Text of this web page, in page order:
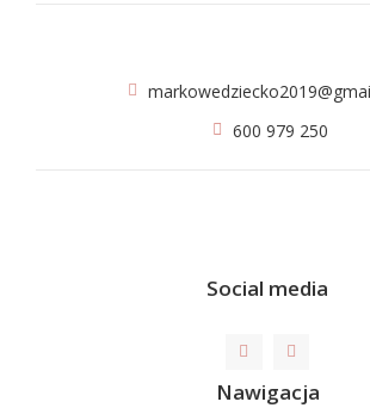
600 979 250
Social media
Nawigacja